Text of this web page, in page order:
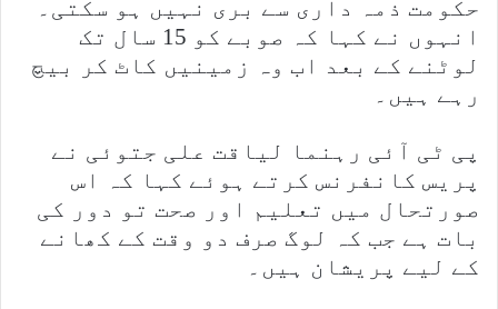
حکومت ذمہ داری سے بری نہیں ہو سکتی۔
انہوں نے کہا کہ صوبے کو 15 سال تک
لوٹنے کے بعد اب وہ زمینیں کاٹ کر بیچ
رہے ہیں۔
پی ٹی آئی رہنما لیاقت علی جتوئی نے
پریس کانفرنس کرتے ہوئے کہا کہ اس
صورتحال میں تعلیم اور صحت تو دور کی
بات ہے جب کہ لوگ صرف دو وقت کے کھانے
کے لیے پریشان ہیں۔